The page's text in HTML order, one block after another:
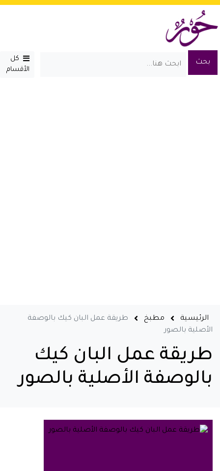
كل
الأقسام
الرئيسية مطبخ
طريقة عمل البان كيك بالوصفة
الأصلية بالصور
طريقة عمل البان كيك
بالوصفة الأصلية بالصور